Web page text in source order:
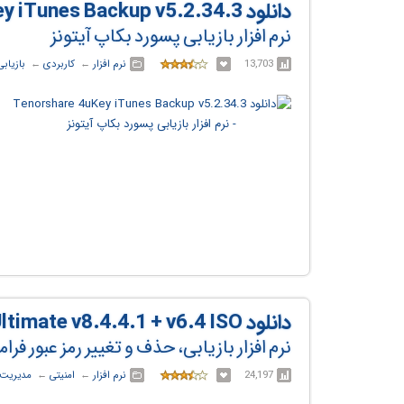
دانلود Tenorshare 4uKey iTunes Backup v5.2.34.3
نرم افزار بازیابی پسورد بکاپ آیتونز
13,703 نرم افزار ← ‏ کاربردی ← ‏
دانلود Windows Password Recovery Tool Ultimate v8.4.4.1 + v6.4 ISO
نرم افزار بازیابی، حذف و تغییر رمز عبور
24,197 نرم افزار ← ‏ امنیتی ← ‏